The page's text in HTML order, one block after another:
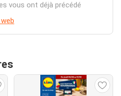
vous ont déjà précédé